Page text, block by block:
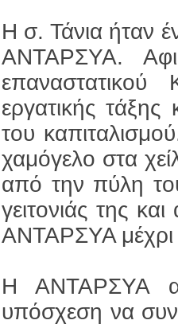
Η σ. Τάνια ήταν
ΑΝΤΑΡΣΥΑ.
εργατικής
του
χαμόγελο στα
από την πύλη
γειτονιάς της
ΑΝΤΑΡΣΥΑ μέχρι
Η ΑΝΤΑΡΣΥΑ
υπόσχεση να